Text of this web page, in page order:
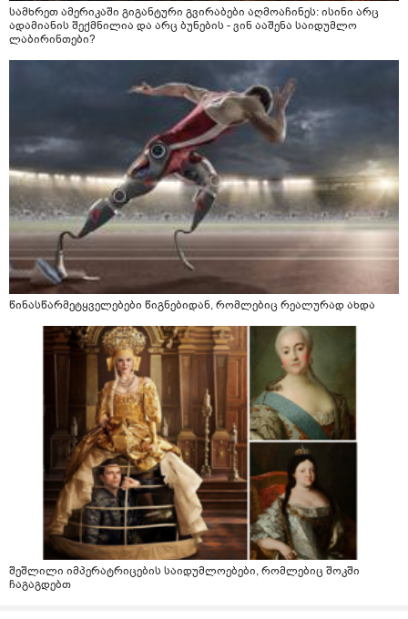
სამხრეთ ამერიკაში გიგანტური გვირაბები აღმოაჩინეს: ისინი არც
ადამიანის შექმნილია და არც ბუნების - ვინ ააშენა საიდუმლო
ლაბირინთები?
წინასწარმეტყველებები წიგნებიდან, რომლებიც რეალურად ახდა
შეშლილი იმპერატრიცების საიდუმლოებები, რომლებიც შოკში
ჩაგაგდებთ